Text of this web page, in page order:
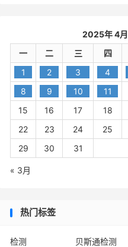
2025年 4月
一
二 三 四
1
2 3 4
8
9 10 11
15
16 17 18
22
23 24 25
29
30 31
« 3月
热门标签
检测 贝斯通检测